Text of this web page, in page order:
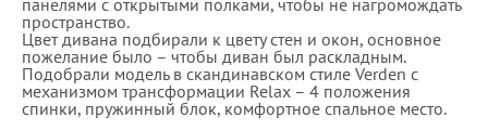
пространство.
Цвет дивана подбирали к цвету стен и окон, основное
пожелание было – чтобы диван был раскладным.
Подобрали модель в скандинавском стиле Verden с
механизмом трансформации Relax – 4 положения
спинки, пружинный блок, комфортное спальное место.